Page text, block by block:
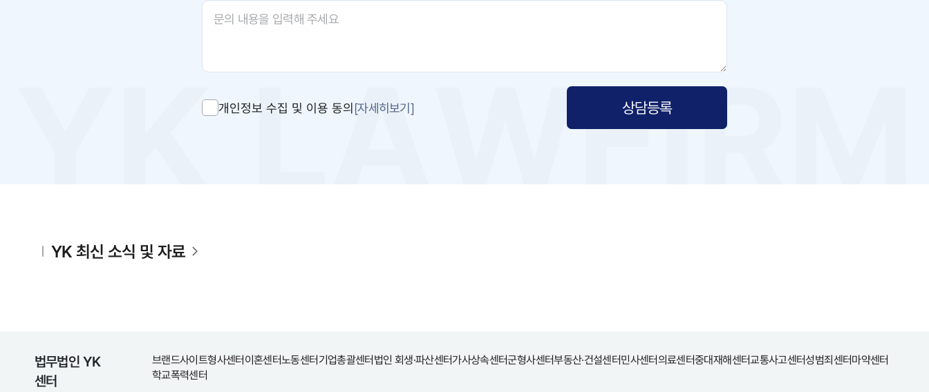
개인정보 수집 및 이용 동의[자세히보기] 상담등록
YK 최신 소식 및 자료
법무법인 YK
센터
브랜드사이트형사센터이혼센터노동센터기업총괄센터법인 회생·파산센터가사상속센터군형사센터부동산·건설센터민사센터의료센터중대재해센터교통사고센터성범죄센터마약센터
학교폭력센터